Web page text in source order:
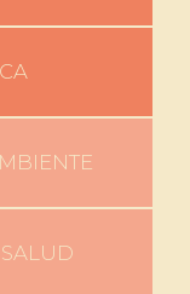
SALUD